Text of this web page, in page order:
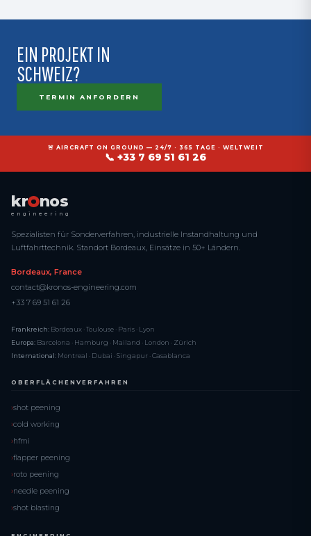
EIN PROJEKT IN
SCHWEIZ?
TERMIN ANFORDERN
🚨 AIRCRAFT ON GROUND — 24/7 · 365 TAGE · WELTWEIT
📞 +33 7 69 51 61 26
kr nos
engineering
Spezialisten für Sonderverfahren, industrielle Instandhaltung und
Luftfahrttechnik. Standort Bordeaux, Einsätze in 50+ Ländern.
Bordeaux, France
contact@kronos-engineering.com
+33 7 69 51 61 26
Frankreich: Bordeaux · Toulouse · Paris · Lyon
Europa: Barcelona · Hamburg · Mailand · London · Zürich
International: Montreal · Dubai · Singapur · Casablanca
OBERFLÄCHENVERFAHREN
shot peening
cold working
hfmi
flapper peening
roto peening
needle peening
shot blasting